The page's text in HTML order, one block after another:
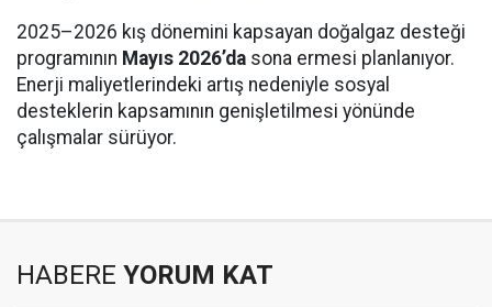
2025–2026 kış dönemini kapsayan doğalgaz desteği
programının Mayıs 2026’da sona ermesi planlanıyor.
Enerji maliyetlerindeki artış nedeniyle sosyal
desteklerin kapsamının genişletilmesi yönünde
çalışmalar sürüyor.
HABERE YORUM KAT